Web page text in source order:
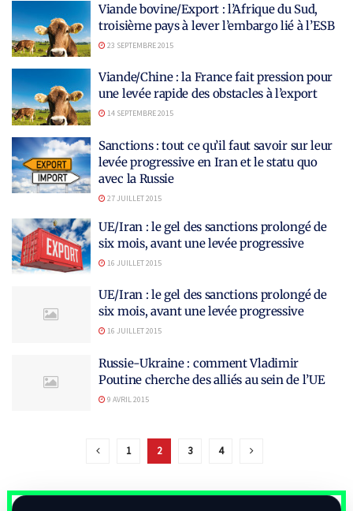
Viande bovine/Export : l’Afrique du Sud,
troisième pays à lever l’embargo lié à l’ESB
23 SEPTEMBRE 2015
Viande/Chine : la France fait pression pour
une levée rapide des obstacles à l’export
14 SEPTEMBRE 2015
Sanctions : tout ce qu’il faut savoir sur leur
levée progressive en Iran et le statu quo
avec la Russie
27 JUILLET 2015
UE/Iran : le gel des sanctions prolongé de
six mois, avant une levée progressive
16 JUILLET 2015
UE/Iran : le gel des sanctions prolongé de
six mois, avant une levée progressive
16 JUILLET 2015
Russie-Ukraine : comment Vladimir
Poutine cherche des alliés au sein de l’UE
9 AVRIL 2015
1 2 3 4